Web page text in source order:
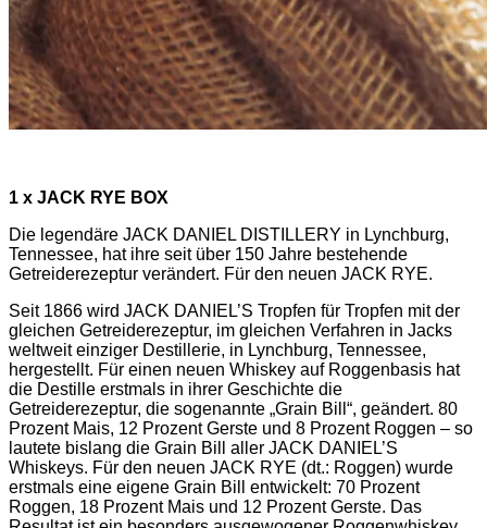
1 x JACK RYE BOX
Die legendäre JACK DANIEL DISTILLERY in Lynchburg,
Tennessee, hat ihre seit über 150 Jahre bestehende
Getreiderezeptur verändert. Für den neuen JACK RYE.
Seit 1866 wird JACK DANIEL’S Tropfen für Tropfen mit der
gleichen Getreiderezeptur, im gleichen Verfahren in Jacks
weltweit einziger Destillerie, in Lynchburg, Tennessee,
hergestellt. Für einen neuen Whiskey auf Roggenbasis hat
die Destille erstmals in ihrer Geschichte die
Getreiderezeptur, die sogenannte „Grain Bill“, geändert. 80
Prozent Mais, 12 Prozent Gerste und 8 Prozent Roggen – so
lautete bislang die Grain Bill aller JACK DANIEL’S
Whiskeys. Für den neuen JACK RYE (dt.: Roggen) wurde
erstmals eine eigene Grain Bill entwickelt: 70 Prozent
Roggen, 18 Prozent Mais und 12 Prozent Gerste. Das